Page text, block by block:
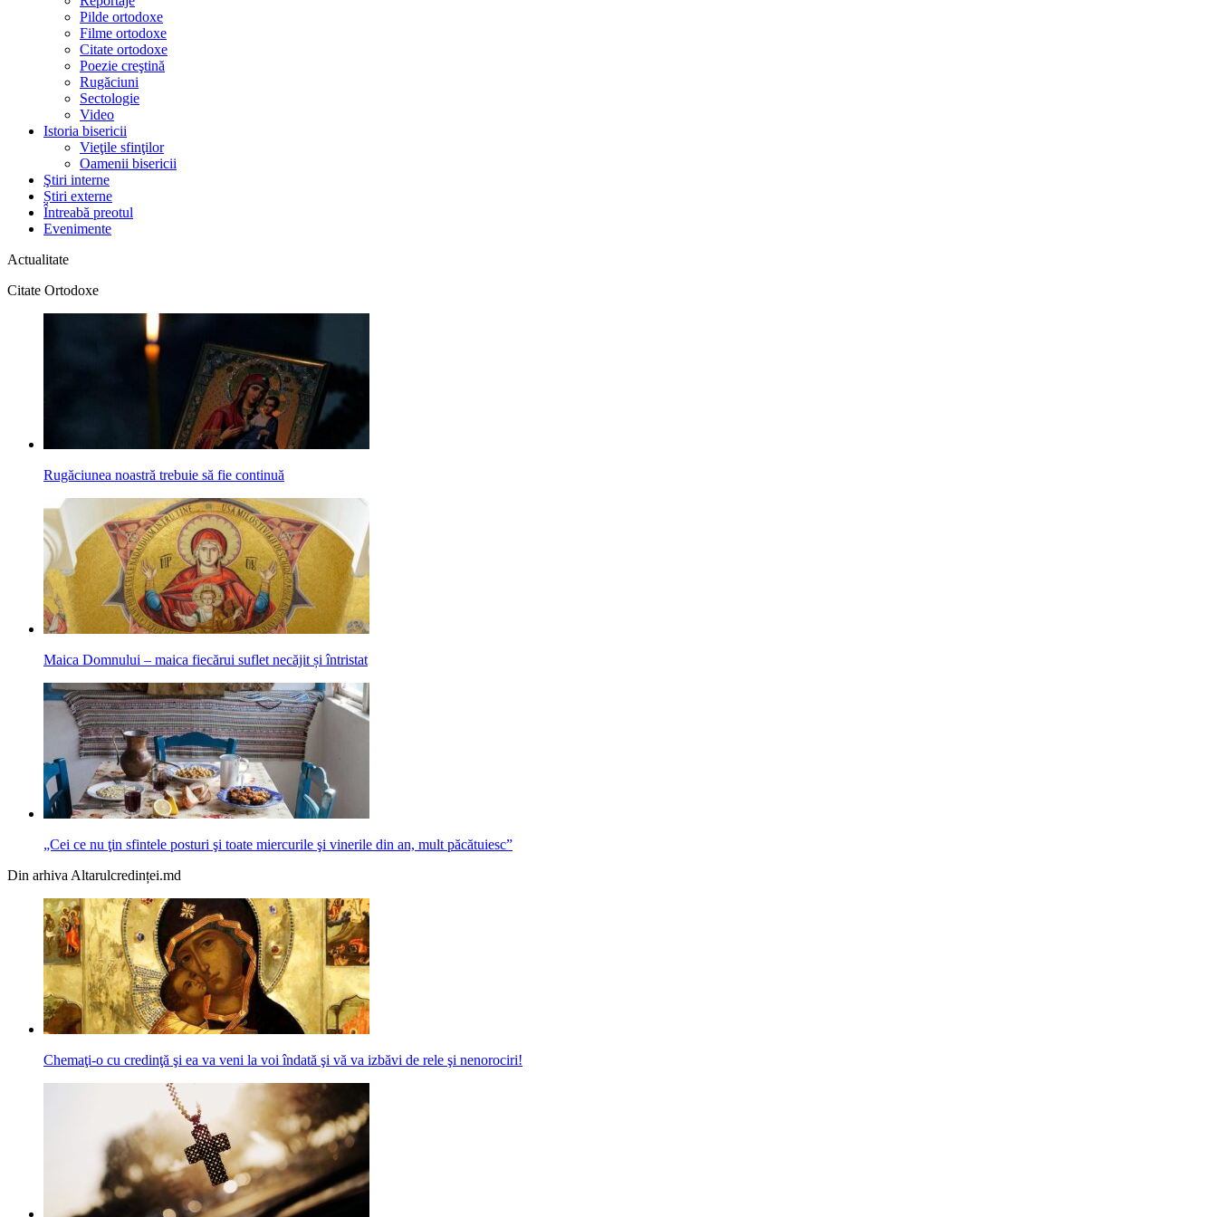
Pilde ortodoxe
Filme ortodoxe
Citate ortodoxe
Poezie creştină
Rugăciuni
Sectologie
Video
Istoria bisericii
Vieţile sfinţilor
Oamenii bisericii
Ştiri interne
Știri externe
Întreabă preotul
Evenimente
Actualitate
Citate Ortodoxe
Rugăciunea noastră trebuie să fie continuă
Maica Domnului – maica fiecărui suflet necăjit și întristat
„Cei ce nu ţin sfintele posturi şi toate miercurile şi vinerile din an, mult păcătuiesc”
Din arhiva Altarulcredinței.md
Chemaţi-o cu credinţă şi ea va veni la voi îndată şi vă va izbăvi de rele şi nenorociri!